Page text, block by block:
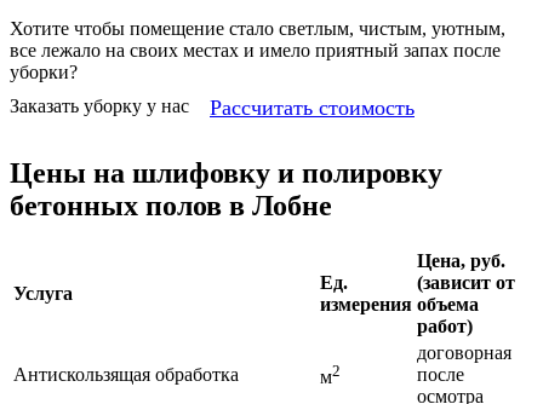
Хотите чтобы помещение стало светлым, чистым, уютным,
все лежало на своих местах и имело приятный запах после
уборки?
Заказать уборку у нас
Рассчитать стоимость
Цены на шлифовку и полировку
бетонных полов в Лобне
Услуга
Ед.
измерения
Цена, руб.
(зависит от
объема
работ)
Антискользящая обработка м2
договорная
после
осмотра